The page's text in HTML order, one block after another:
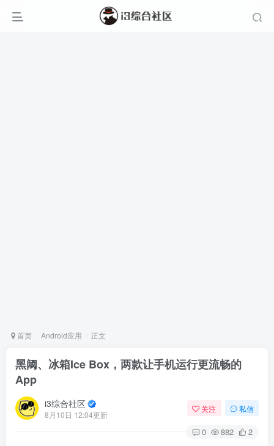
首页 Android应用 正文
黑阈、冰箱Ice Box，两款让手机运行更流畅的
App
i3综合社区
8月10日 12:04更新
关注 私信
0 882 2